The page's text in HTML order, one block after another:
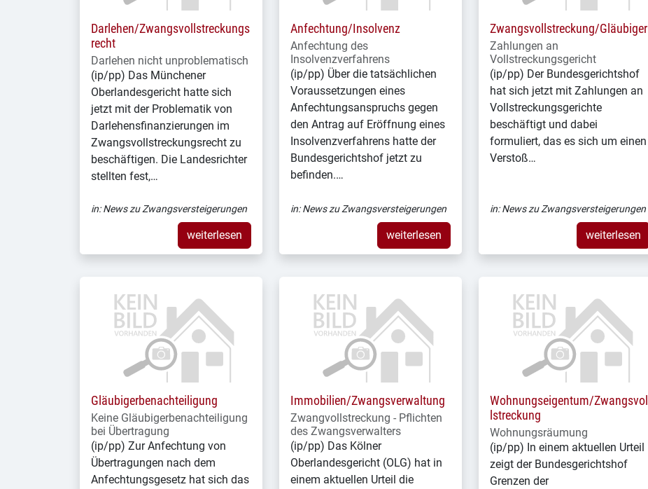
Darlehen/Zwangsvollstreckungs
recht
Darlehen nicht unproblematisch
(ip/pp) Das Münchener
Oberlandesgericht hatte sich
jetzt mit der Problematik von
Darlehensfinanzierungen im
Zwangsvollstreckungsrecht zu
beschäftigen. Die Landesrichter
stellten fest,…
in:News zu Zwangsversteigerungen
weiterlesen
Anfechtung/Insolvenz
Anfechtung des
Insolvenzverfahrens
(ip/pp) Über die tatsächlichen
Voraussetzungen eines
Anfechtungsanspruchs gegen
den Antrag auf Eröffnung eines
Insolvenzverfahrens hatte der
Bundesgerichtshof jetzt zu
befinden.…
in:News zu Zwangsversteigerungen
weiterlesen
Zwangsvollstreckung/Gläubiger
Zahlungen an
Vollstreckungsgericht
(ip/pp) Der Bundesgerichtshof
hat sich jetzt mit Zahlungen an
Vollstreckungsgerichte
beschäftigt und dabei
formuliert, das es sich um einen
Verstoß…
in:News zu Zwangsversteigerungen
weiterlesen
Gläubigerbenachteiligung
Keine Gläubigerbenachteiligung
bei Übertragung
(ip/pp) Zur Anfechtung von
Übertragungen nach dem
Anfechtungsgesetz hat sich das
Immobilien/Zwangsverwaltung
Zwangvollstreckung - Pflichten
des Zwangsverwalters
(ip/pp) Das Kölner
Oberlandesgericht (OLG) hat in
einem aktuellen Urteil die
Wohnungseigentum/Zwangsvol
lstreckung
Wohnungsräumung
(ip/pp) In einem aktuellen Urteil
zeigt der Bundesgerichtshof
Grenzen der